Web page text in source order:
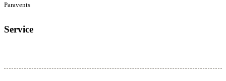
Paravents
Service